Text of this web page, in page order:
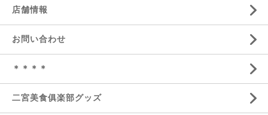
店舗情報
お問い合わせ
＊＊＊＊
二宮美食俱楽部グッズ